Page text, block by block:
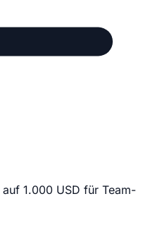
1.000 USD für Team-